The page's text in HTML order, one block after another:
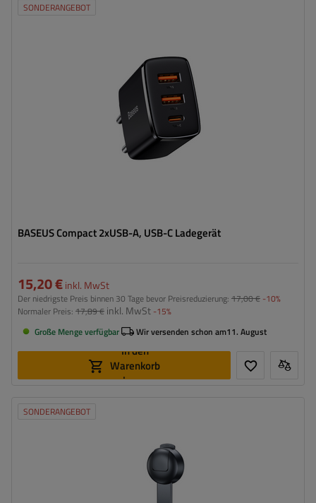
SONDERANGEBOT
BASEUS Compact 2xUSB-A, USB-C Ladegerät
15,20 €inkl. MwSt
Der niedrigste Preis binnen 30 Tage bevor Preisreduzierung: 17,00 € -10%
Normaler Preis: 17,89 € inkl. MwSt -15%
Große Menge verfügbar
Wir versenden schon am11. August
In den
Warenkorb
legen
SONDERANGEBOT